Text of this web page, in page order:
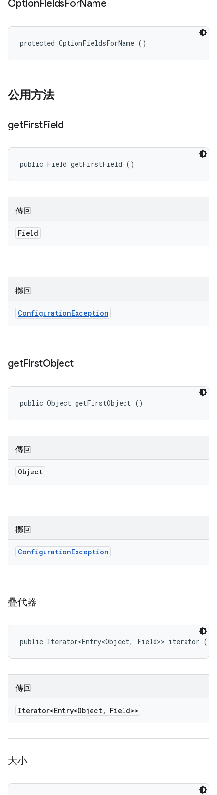
OptionFieldsForName
protected OptionFieldsForName ()
公用方法
getFirstField
public Field getFirstField ()
傳回
Field
擲回
ConfigurationException
getFirstObject
public Object getFirstObject ()
傳回
Object
擲回
ConfigurationException
疊代器
public Iterator<Entry<Object, Field>> iterator ()
傳回
Iterator<Entry<Object, Field>>
大小